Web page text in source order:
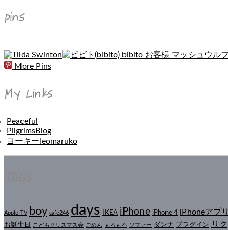
pins
More Pins
My Links
Peaceful
PilgrimsBlog
ヨーキーleomaruko
Apple TV boy cafe246 days IKEA iPhone iPhone 4 iPhoneアプリ
お誕生日 こどもクリスマス会 ごめん もろもろ ソファー ダンナ プラグイン リク